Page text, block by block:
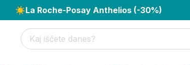
☀️La Roche-Posay Anthelios (-30%)